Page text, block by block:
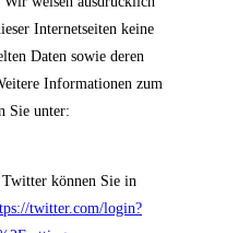
Internetseiten keine
Daten sowie deren
Informationen zum
Sie unter:
können Sie in
twitter.com/login?